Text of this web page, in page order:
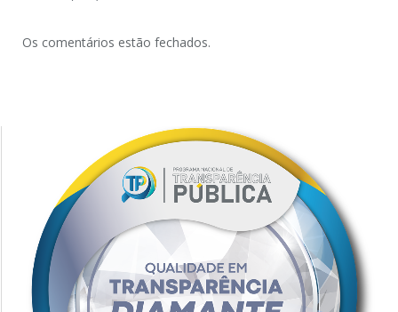
Os comentários estão fechados.